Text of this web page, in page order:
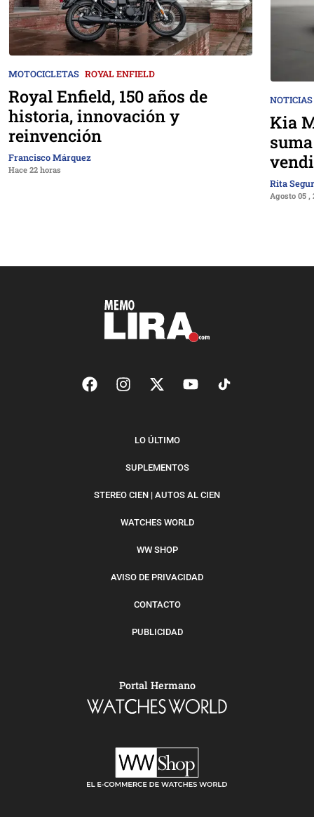
MOTOCICLETAS ROYAL ENFIELD
Royal Enfield, 150 años de
historia, innovación y
reinvención
Francisco Márquez
Hace 22 horas
NOTICIAS
Kia
Rita
Agosto 05 ,
LO ÚLTIMO
SUPLEMENTOS
STEREO CIEN | AUTOS AL CIEN
WATCHES WORLD
WW SHOP
AVISO DE PRIVACIDAD
CONTACTO
PUBLICIDAD
Portal Hermano